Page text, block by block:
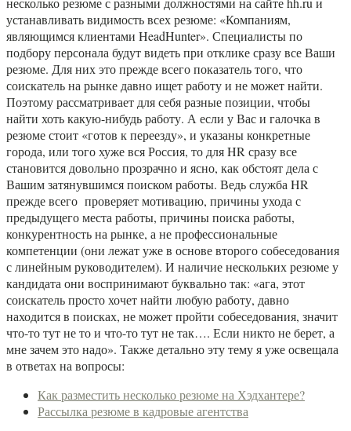
устанавливать видимость всех резюме: «Компаниям,
являющимся клиентами HeadHunter». Специалисты по
подбору персонала будут видеть при отклике сразу все Ваши
резюме. Для них это прежде всего показатель того, что
соискатель на рынке давно ищет работу и не может найти.
Поэтому рассматривает для себя разные позиции, чтобы
найти хоть какую-нибудь работу. А если у Вас и галочка в
резюме стоит «готов к переезду», и указаны конкретные
города, или того хуже вся Россия, то для HR сразу все
становится довольно прозрачно и ясно, как обстоят дела с
Вашим затянувшимся поиском работы. Ведь служба HR
прежде всего проверяет мотивацию, причины ухода с
предыдущего места работы, причины поиска работы,
конкурентность на рынке, а не профессиональные
компетенции (они лежат уже в основе второго собеседования
с линейным руководителем). И наличие нескольких резюме у
кандидата они воспринимают буквально так: «ага, этот
соискатель просто хочет найти любую работу, давно
находится в поисках, не может пройти собеседования, значит
что-то тут не то и что-то тут не так…. Если никто не берет, а
мне зачем это надо». Также детально эту тему я уже освещала
в ответах на вопросы:
Как разместить несколько резюме на Хэдхантере?
Рассылка резюме в кадровые агентства